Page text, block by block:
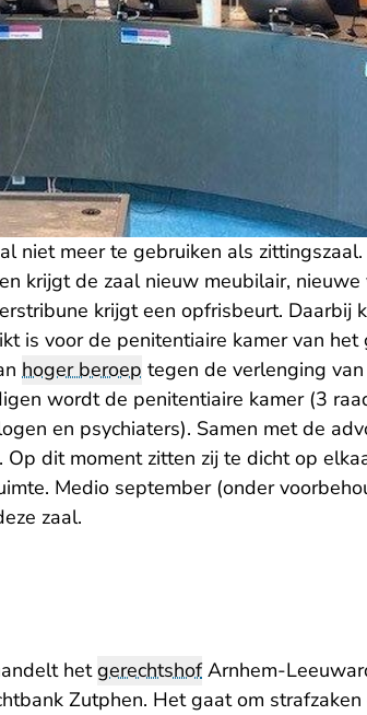
niet meer te gebruiken als
krijgt de zaal nieuw meubilair, nieuwe
krijgt een opfrisbeurt. Daarbij
is voorde penitentiaire kamer van het
hoger beroep tegen de verlenging
wordt de penitentiaire kamer (3
en psychiaters). Samen met de
dit moment zitten zij te dicht op
Medio september (onder
zaal.
hetgerechtshofArnhem-
Zutphen. Het gaat om